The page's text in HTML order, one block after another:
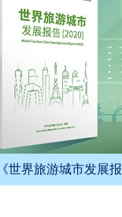
世界旅游城市发展